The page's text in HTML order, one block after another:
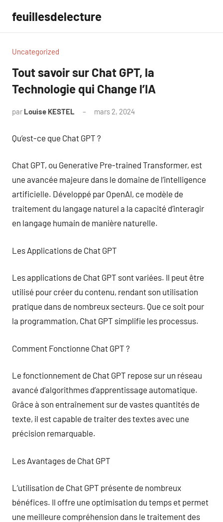
contenu
feuillesdelecture
Uncategorized
Tout savoir sur Chat GPT, la
Technologie qui Change l’IA
par Louise KESTEL mars 2, 2024
Qu’est-ce que Chat GPT ?
Chat GPT, ou Generative Pre-trained Transformer, est
une avancée majeure dans le domaine de l’intelligence
artificielle. Développé par OpenAI, ce modèle de
traitement du langage naturel a la capacité d’interagir
en langage humain de manière naturelle.
Les Applications de Chat GPT
Les applications de Chat GPT sont variées. Il peut être
utilisé pour créer du contenu, rendant son utilisation
pratique dans de nombreux secteurs. Que ce soit pour
la programmation, Chat GPT simplifie les processus.
Comment Fonctionne Chat GPT ?
Le fonctionnement de Chat GPT repose sur un réseau
avancé d’algorithmes d’apprentissage automatique.
Grâce à son entraînement sur de vastes quantités de
texte, il est capable de traiter des textes avec une
précision remarquable.
Les Avantages de Chat GPT
L’utilisation de Chat GPT présente de nombreux
bénéfices. Il offre une optimisation du temps et permet
une meilleure compréhension dans le traitement des